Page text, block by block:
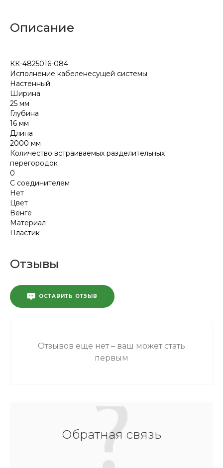
Описание
КК-4825016-084
Исполнение кабеленесущей системы
Настенный
Ширина
25 мм
Глубина
16 мм
Длина
2000 мм
Количество встраиваемых разделительных
перегородок
0
С соединителем
Нет
Цвет
Венге
Материал
Пластик
Отзывы
ОСТАВИТЬ ОТЗЫВ
Отзывов ещё нет – ваш может стать
первым
Обратная связь